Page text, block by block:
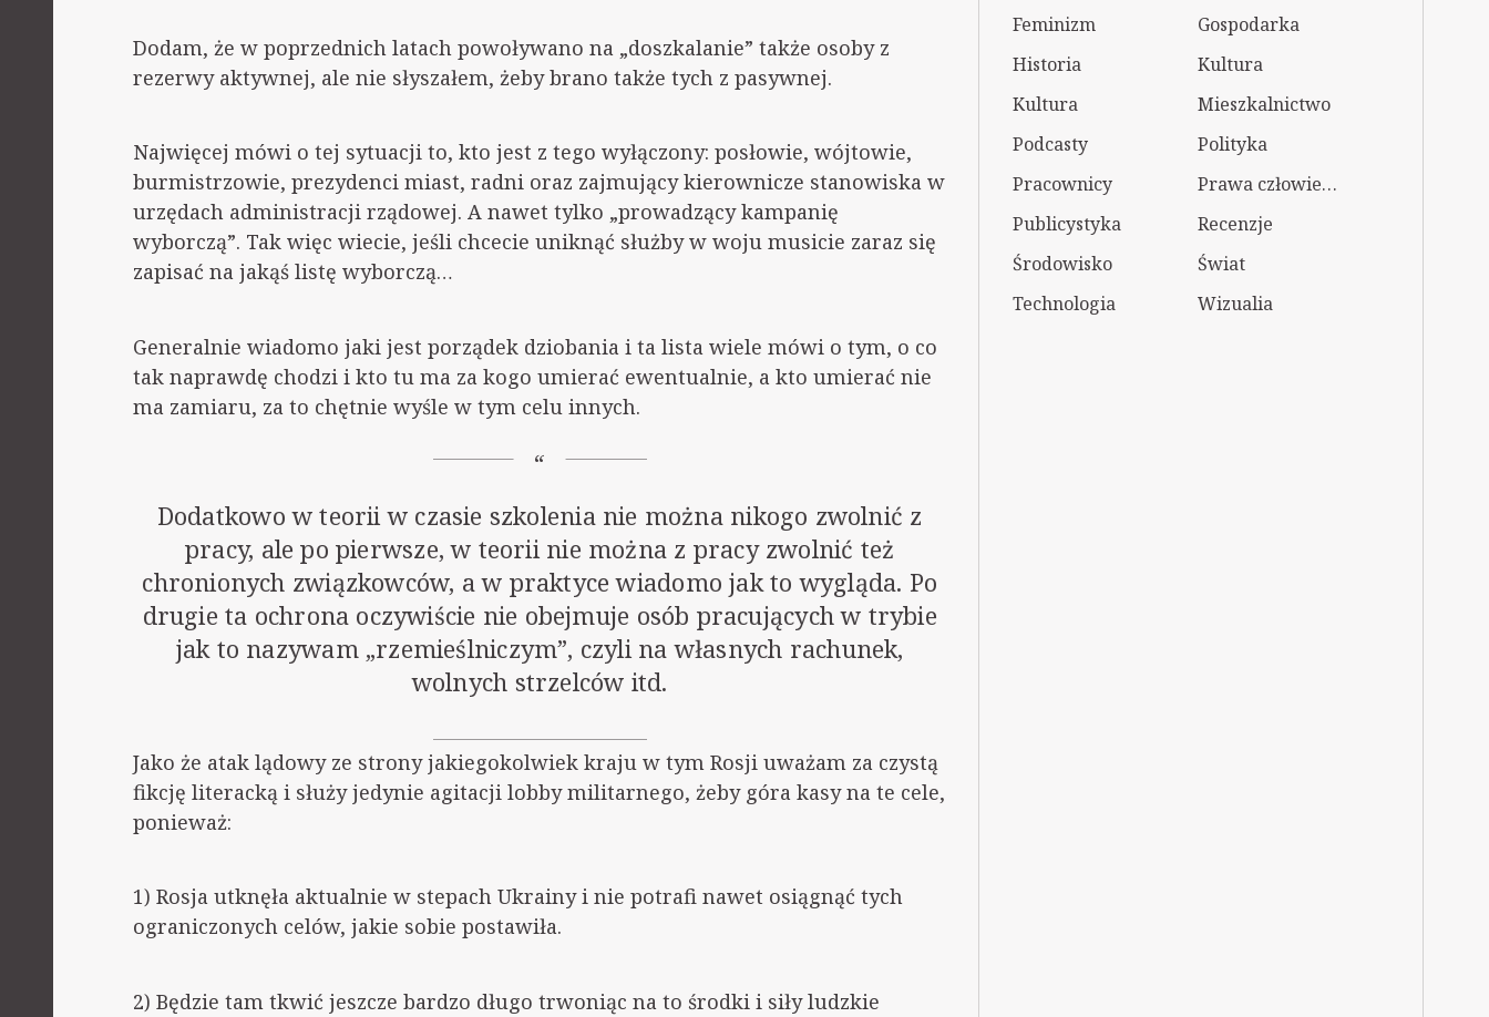
Dodam, że w poprzednich latach powoływano na „doszkalanie” także osoby z
rezerwy aktywnej, ale nie słyszałem, żeby brano także tych z pasywnej.
Najwięcej mówi o tej sytuacji to, kto jest z tego wyłączony: posłowie, wójtowie,
burmistrzowie, prezydenci miast, radni oraz zajmujący kierownicze stanowiska w
urzędach administracji rządowej. A nawet tylko „prowadzący kampanię
wyborczą”. Tak więc wiecie, jeśli chcecie uniknąć służby w woju musicie zaraz się
zapisać na jakąś listę wyborczą…
Generalnie wiadomo jaki jest porządek dziobania i ta lista wiele mówi o tym, o co
tak naprawdę chodzi i kto tu ma za kogo umierać ewentualnie, a kto umierać nie
ma zamiaru, za to chętnie wyśle w tym celu innych.
Dodatkowo w teorii w czasie szkolenia nie można nikogo zwolnić z
pracy, ale po pierwsze, w teorii nie można z pracy zwolnić też
chronionych związkowców, a w praktyce wiadomo jak to wygląda. Po
drugie ta ochrona oczywiście nie obejmuje osób pracujących w trybie
jak to nazywam „rzemieślniczym”, czyli na własnych rachunek,
wolnych strzelców itd.
Jako że atak lądowy ze strony jakiegokolwiek kraju w tym Rosji uważam za czystą
fikcję literacką i służy jedynie agitacji lobby militarnego, żeby góra kasy na te cele,
ponieważ:
1) Rosja utknęła aktualnie w stepach Ukrainy i nie potrafi nawet osiągnąć tych
ograniczonych celów, jakie sobie postawiła.
2) Będzie tam tkwić jeszcze bardzo długo trwoniąc na to środki i siły ludzkie
Feminizm
Gospodarka
Historia
Kultura
Kultura
Mieszkalnictwo
Podcasty
Polityka
Pracownicy
Prawa człowieka
Publicystyka
Recenzje
Środowisko
Świat
Technologia
Wizualia